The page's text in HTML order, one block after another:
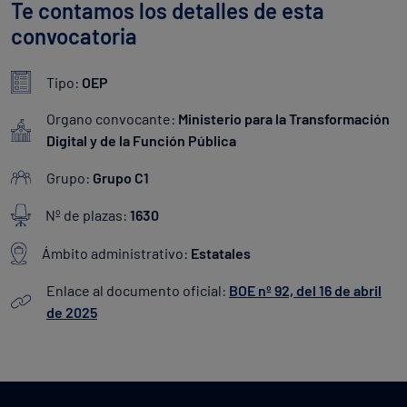
Te contamos los detalles de esta
convocatoria
Tipo: OEP
Organo convocante: Ministerio para la Transformación
Digital y de la Función Pública
Grupo: Grupo C1
Nº de plazas: 1630
Ámbito administrativo: Estatales
Enlace al documento oficial: BOE nº 92, del 16 de abril
de 2025